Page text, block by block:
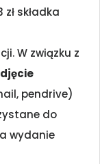
składka
W związku z
pendrive)
do
wydanie